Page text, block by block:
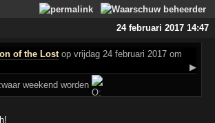
24 februari 2017 14:47
of the Lostop vrijdag 24 februari 2017 om
▶
weekend worden